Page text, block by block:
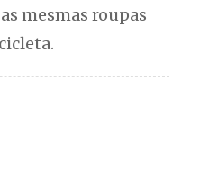
mesmas roupas